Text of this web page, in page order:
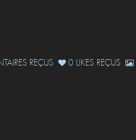
REÇUS 0 LIKES REÇUS